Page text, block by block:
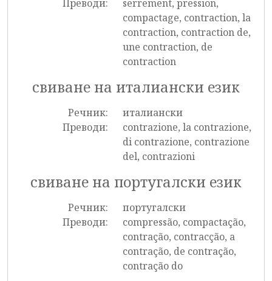
Преводи:
serrement, pression,
compactage, contraction, la
contraction, contraction de,
une contraction, de
contraction
свиване на италиански език
Речник:
италиански
Преводи:
contrazione, la contrazione,
di contrazione, contrazione
del, contrazioni
свиване на португалски език
Речник:
португалски
Преводи:
compressão, compactação,
contração, contracção, a
contração, de contração,
contração do